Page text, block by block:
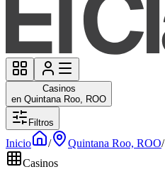
Casinos
en Quintana Roo, ROO
Filtros
Inicio / Quintana Roo, ROO/
Casinos